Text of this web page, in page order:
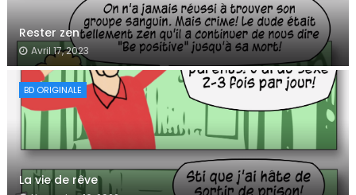
Rester zen
Avril 17, 2023
BD ORIGINALE
La vie de rêve